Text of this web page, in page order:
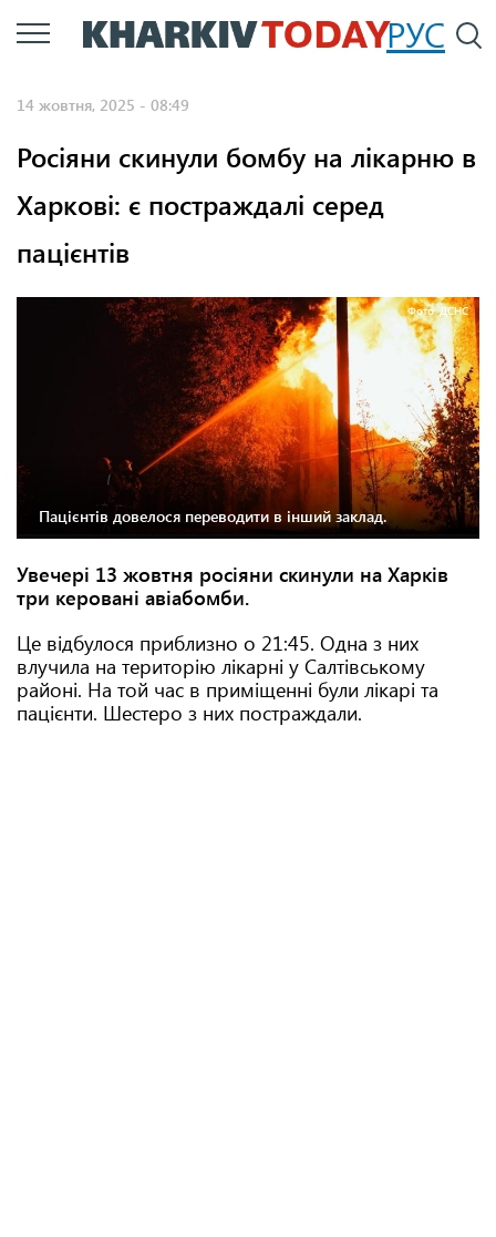
Перейти
до
РУС
14 жовтня, 2025 - 08:49
Росіяни скинули бомбу на лікарню в
Харкові: є постраждалі серед
пацієнтів
Фото: ДСНС
Пацієнтів довелося переводити в інший заклад.
Увечері 13 жовтня росіяни скинули на Харків
три керовані авіабомби.
Це відбулося приблизно о 21:45. Одна з них
влучила на територію лікарні у Салтівському
районі. На той час в приміщенні були лікарі та
пацієнти. Шестеро з них постраждали.